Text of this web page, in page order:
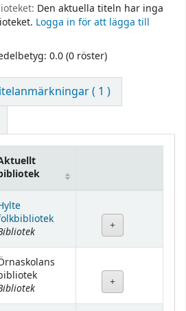
Den aktuella titeln har inga
Logga in för att lägga till
0.0 (0 röster)
( 1 )